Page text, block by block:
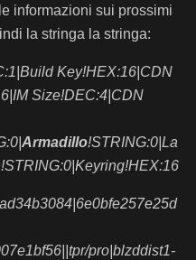
informazioni sui prossimi
la stringa la stringa:
Key!HEX:16|CDN
Size!DEC:4|CDN
Armadillo!STRING:0|La
pro|blzddist1-